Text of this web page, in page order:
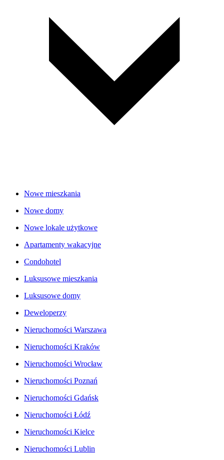
Nowe mieszkania
Nowe domy
Nowe lokale użytkowe
Apartamenty wakacyjne
Condohotel
Luksusowe mieszkania
Luksusowe domy
Deweloperzy
Nieruchomości Warszawa
Nieruchomości Kraków
Nieruchomości Wrocław
Nieruchomości Poznań
Nieruchomości Gdańsk
Nieruchomości Łódź
Nieruchomości Kielce
Nieruchomości Lublin